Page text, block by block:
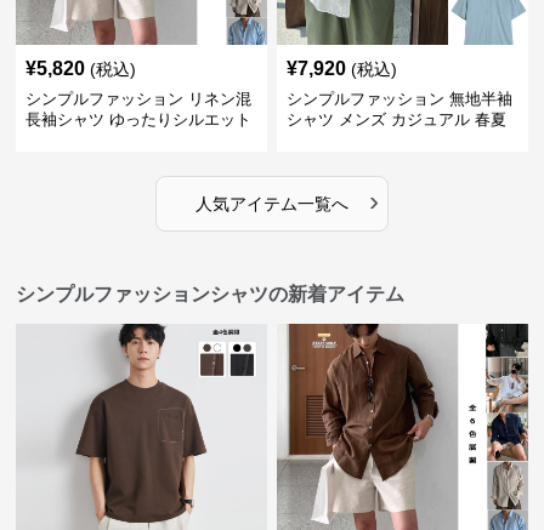
¥5,820 (税込)
シンプルファッション リネン混
長袖シャツ ゆったりシルエット
¥7,920 (税込)
シンプルファッション 無地半袖
シャツ メンズ カジュアル 春夏
人気アイテム一覧へ ›
シンプルファッションシャツの新着アイテム